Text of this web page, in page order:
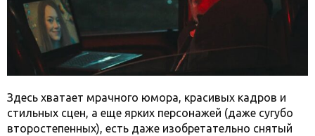
Здесь хватает мрачного юмора, красивых кадров и
стильных сцен, а еще ярких персонажей (даже сугубо
второстепенных), есть даже изобретательно снятый